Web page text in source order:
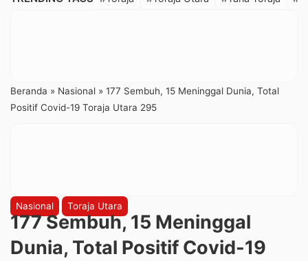
Beranda » Nasional » 177 Sembuh, 15 Meninggal Dunia, Total
Positif Covid-19 Toraja Utara 295
Nasional Toraja Utara
177 Sembuh, 15 Meninggal
Dunia, Total Positif Covid-19